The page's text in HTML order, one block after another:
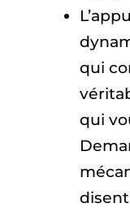
qui
qui
disent